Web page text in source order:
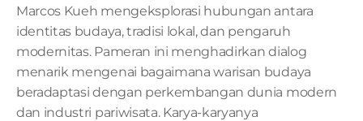
Marcos Kueh mengeksplorasi hubungan antara
identitas budaya, tradisi lokal, dan pengaruh
modernitas. Pameran ini menghadirkan dialog
menarik mengenai bagaimana warisan budaya
beradaptasi dengan perkembangan dunia modern
dan industri pariwisata. Karya-karyanya